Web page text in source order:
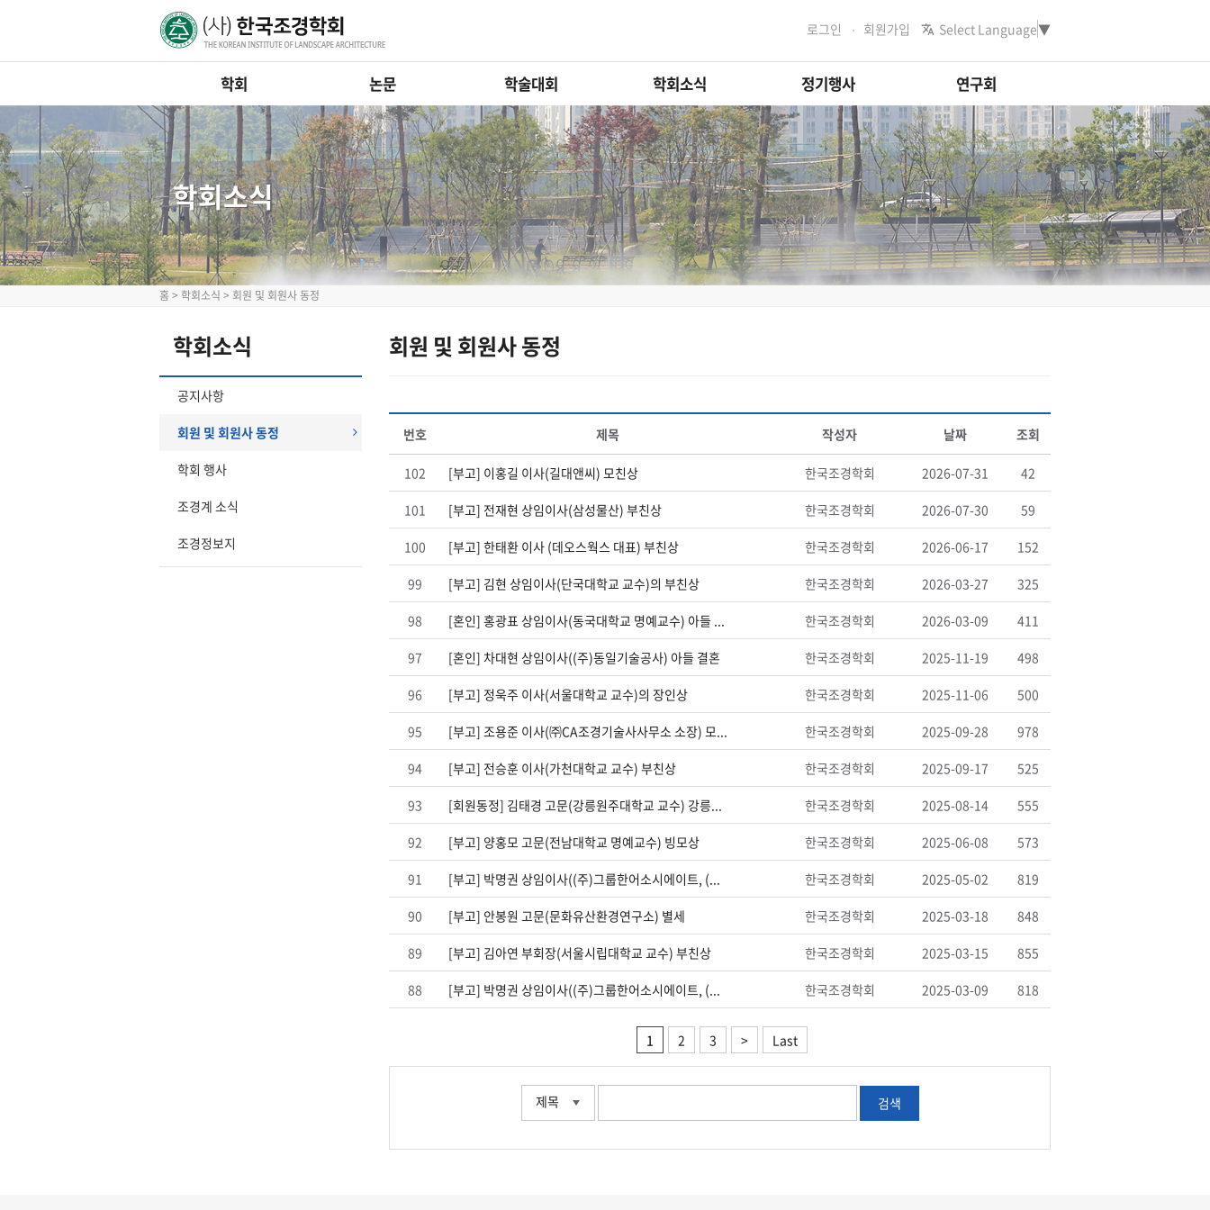
로그인 회원가입 Select Language▼
학회 논문 학술대회 학회소식 정기행사 연구회
학회소식
홈 > 학회소식 > 회원 및 회원사 동정
학회소식
공지사항
회원 및 회원사 동정
학회 행사
조경계 소식
조경정보지
회원 및 회원사 동정
번호 제목 작성자 날짜 조회
102 [부고] 이홍길 이사(길대앤씨) 모친상 한국조경학회 2026-07-31 42
101 [부고] 전재현 상임이사(삼성물산) 부친상 한국조경학회 2026-07-30 59
100 [부고] 한태환 이사 (데오스웍스 대표) 부친상 한국조경학회 2026-06-17 152
99 [부고] 김현 상임이사(단국대학교 교수)의 부친상 한국조경학회 2026-03-27 325
98 [혼인] 홍광표 상임이사(동국대학교 명예교수) 아들 ... 한국조경학회 2026-03-09 411
97 [혼인] 차대현 상임이사((주)동일기술공사) 아들 결혼 한국조경학회 2025-11-19 498
96 [부고] 정욱주 이사(서울대학교 교수)의 장인상 한국조경학회 2025-11-06 500
95 [부고] 조용준 이사(㈜CA조경기술사사무소 소장) 모... 한국조경학회 2025-09-28 978
94 [부고] 전승훈 이사(가천대학교 교수) 부친상 한국조경학회 2025-09-17 525
93 [회원동정] 김태경 고문(강릉원주대학교 교수) 강릉... 한국조경학회 2025-08-14 555
92 [부고] 양홍모 고문(전남대학교 명예교수) 빙모상 한국조경학회 2025-06-08 573
91 [부고] 박명권 상임이사((주)그룹한어소시에이트, (... 한국조경학회 2025-05-02 819
90 [부고] 안봉원 고문(문화유산환경연구소) 별세 한국조경학회 2025-03-18 848
89 [부고] 김아연 부회장(서울시립대학교 교수) 부친상 한국조경학회 2025-03-15 855
88 [부고] 박명권 상임이사((주)그룹한어소시에이트, (... 한국조경학회 2025-03-09 818
1 2 3 > Last
제목 검색